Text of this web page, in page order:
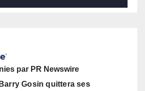
par PR Newswire
Barry Gosin quittera ses